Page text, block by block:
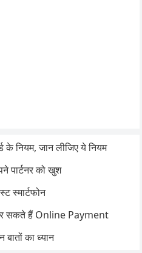
नियम, जान लीजिए ये नियम
पार्टनर को खुश
स्मार्टफोन
सकते हैं Online Payment
का ध्यान